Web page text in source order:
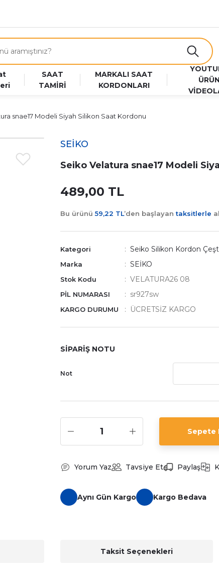
SAAT
TAMİRİ
MARKALI SAAT
KORDONLARI
ÜRÜN
snae17 Modeli Siyah Silikon Saat Kordonu
SEİKO
Seiko Velatura snae17 Modeli
489,00 TL
Bu ürünü59,22 TL’den başlayantaksitlerle
Kategori Seiko Silikon Kordon
Marka SEİKO
Stok Kodu VELATURA26 08
PİL NUMARASI sr927sw
KARGO DURUMU ÜCRETSİZ KARGO
SİPARİŞ NOTU
Not
Sepete
Yorum Yaz Tavsiye Et Paylaş
Aynı Gün Kargo Kargo Bedava
Taksit Seçenekleri